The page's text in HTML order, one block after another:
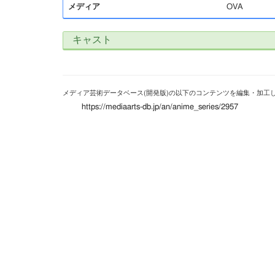
メディア OVA
キャスト
メディア芸術データベース(開発版)の以下のコンテンツを編集・加工
https://mediaarts-db.jp/an/anime_series/2957